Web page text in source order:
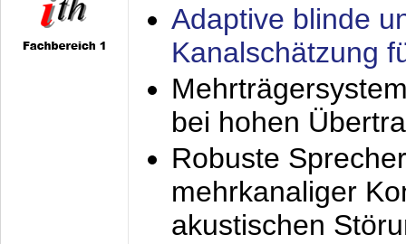
Adaptive blinde
Kanalschätzung
bei hohen
Robuste
mehrkanaliger
akustischen